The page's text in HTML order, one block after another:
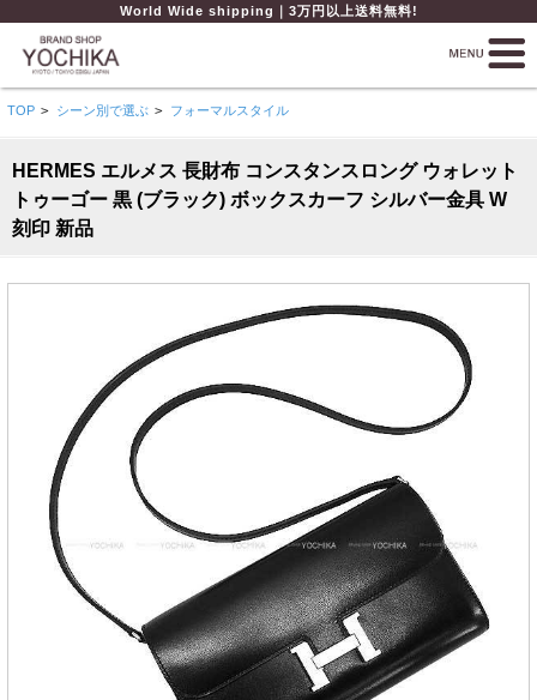
World Wide shipping｜3万円以上送料無料!
TOP > シーン別で選ぶ > フォーマルスタイル
HERMES エルメス 長財布 コンスタンスロング ウォレット
トゥーゴー 黒 (ブラック) ボックスカーフ シルバー金具 W
刻印 新品